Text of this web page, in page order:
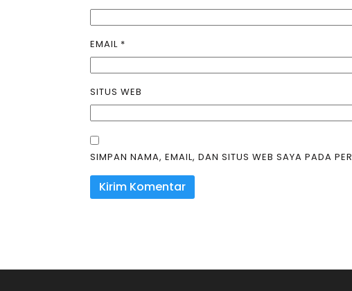
EMAIL *
SITUS WEB
SIMPAN NAMA, EMAIL, DAN SITUS WEB SAYA PADA